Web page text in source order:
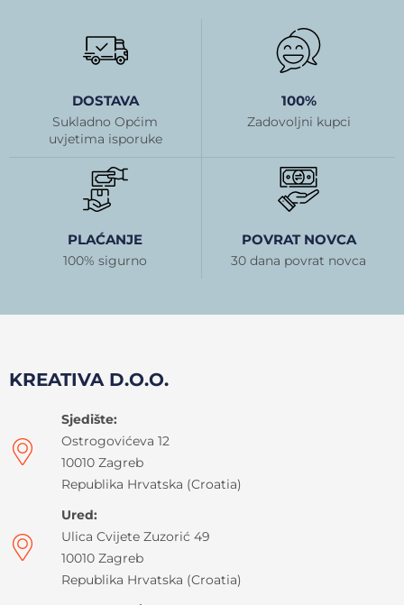
DOSTAVA
Sukladno Općim
uvjetima isporuke
100%
Zadovoljni kupci
PLAĆANJE
100% sigurno
POVRAT NOVCA
30 dana povrat novca
KREATIVA D.O.O.
Sjedište:
Ostrogovićeva 12
10010 Zagreb
Republika Hrvatska (Croatia)
Ured:
Ulica Cvijete Zuzorić 49
10010 Zagreb
Republika Hrvatska (Croatia)